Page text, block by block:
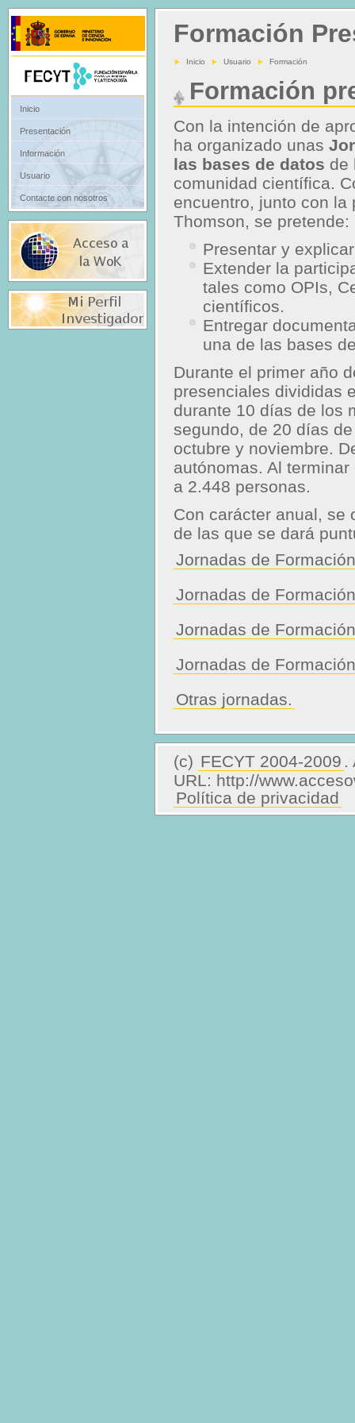
Formación
Inicio Usuario Formación
Formación
Con la intención de
ha organizado unas
las bases de datos de
comunidad científica.
encuentro, junto con la
Thomson, se pretende:
Presentar y
Extender la
tales como OPIs,
científicos.
Entregar
una de las bases
Durante el primer año
presenciales divididas
durante 10 días de los
segundo, de 20 días
octubre y noviembre.
autónomas. Al
a 2.448 personas.
Con carácter anual, se
de las que se dará
Jornadas de
Jornadas de
Jornadas de
Jornadas de
Otras jornadas.
(c) FECYT 2004-2009 .
URL: http://
Política de privacidad
Inicio
Presentación
Información
Usuario
Contacte con nosotros